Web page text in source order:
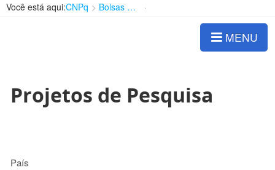
Você está aqui:CNPq Bolsas e Auxílios Vigentes
MENU
Projetos de Pesquisa
País